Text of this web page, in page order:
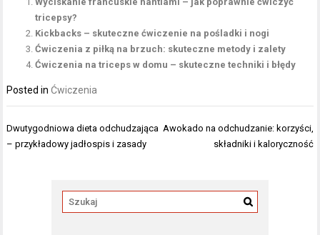
tricepsy?
Kickbacks – skuteczne ćwiczenie na pośladki i nogi
Ćwiczenia z piłką na brzuch: skuteczne metody i zalety
Ćwiczenia na triceps w domu – skuteczne techniki i błędy
Posted in Ćwiczenia
Nawigacja
wpisu
Dwutygodniowa dieta odchudzająca
– przykładowy jadłospis i zasady
Awokado na odchudzanie: korzyści,
składniki i kaloryczność